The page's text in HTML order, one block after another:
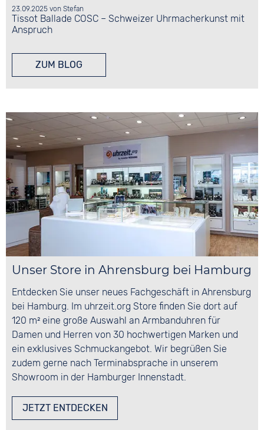
23.09.2025 vonStefan
Tissot Ballade COSC – Schweizer Uhrmacherkunst mit
Anspruch
ZUM BLOG
Unser Store in Ahrensburg bei Hamburg
Entdecken Sie unser neues Fachgeschäft in Ahrensburg
bei Hamburg. Im uhrzeit.org Store finden Sie dort auf
120 m² eine große Auswahl an Armbanduhren für
Damen und Herren von 30 hochwertigen Marken und
ein exklusives Schmuckangebot. Wir begrüßen Sie
zudem gerne nach Terminabsprache in unserem
Showroom in der Hamburger Innenstadt.
JETZT ENTDECKEN